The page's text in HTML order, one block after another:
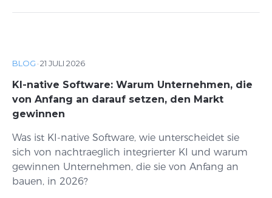
BLOG ·21 JULI 2026
KI-native Software: Warum Unternehmen, die
von Anfang an darauf setzen, den Markt
gewinnen
Was ist KI-native Software, wie unterscheidet sie
sich von nachtraeglich integrierter KI und warum
gewinnen Unternehmen, die sie von Anfang an
bauen, in 2026?